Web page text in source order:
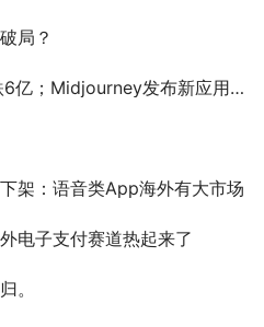
局？
球音乐因版权问题起诉OpenAI创始人旗下AI公司 | 私域神器晚报
架：语音类App海外有大市场
电子支付赛道热起来了
。